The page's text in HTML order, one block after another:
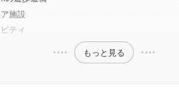
施設
ティ
もっと見る